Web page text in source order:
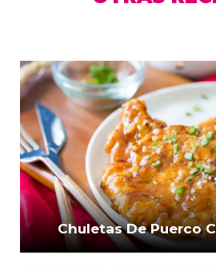
Chuletas De Puerco